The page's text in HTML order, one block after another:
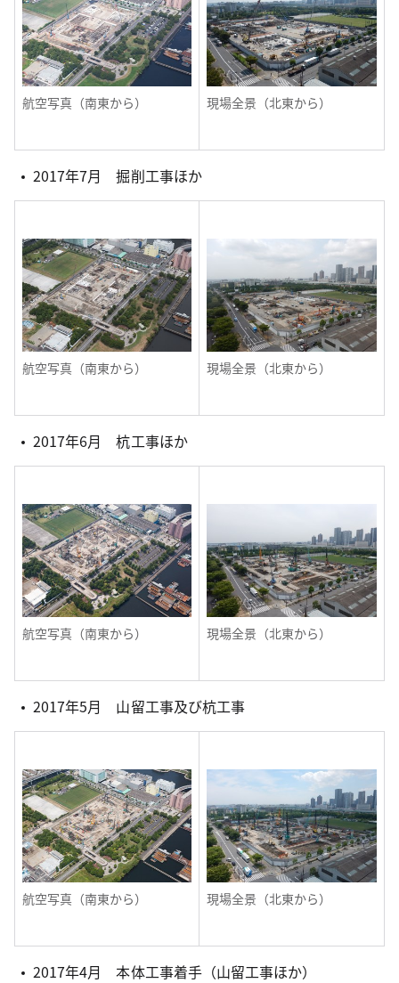
航空写真（南東から） 現場全景（北東から）
2017年7月 掘削工事ほか
航空写真（南東から） 現場全景（北東から）
2017年6月 杭工事ほか
航空写真（南東から） 現場全景（北東から）
2017年5月 山留工事及び杭工事
航空写真（南東から） 現場全景（北東から）
2017年4月 本体工事着手（山留工事ほか）